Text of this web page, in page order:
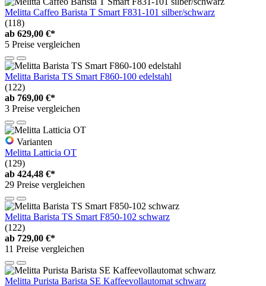
Melitta Caffeo Barista T Smart F831-101 silber/schwarz
(118)
ab 629,00 €*
5 Preise vergleichen
Melitta Barista TS Smart F860-100 edelstahl
(122)
ab 769,00 €*
3 Preise vergleichen
Varianten
Melitta Latticia OT
(129)
ab 424,48 €*
29 Preise vergleichen
Melitta Barista TS Smart F850-102 schwarz
(122)
ab 729,00 €*
11 Preise vergleichen
Melitta Purista Barista SE Kaffeevollautomat schwarz